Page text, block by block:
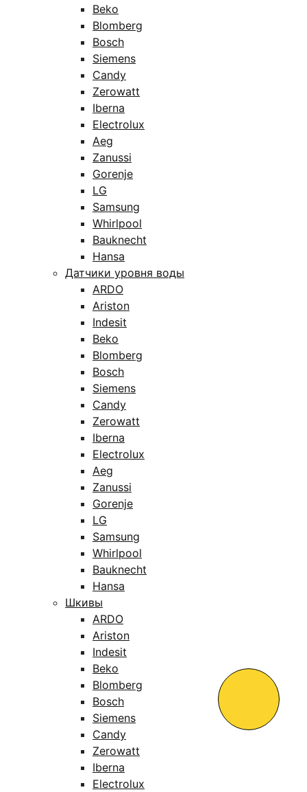
Beko
Blomberg
Bosch
Siemens
Candy
Zerowatt
Iberna
Electrolux
Aeg
Zanussi
Gorenje
LG
Samsung
Whirlpool
Bauknecht
Hansa
Датчики уровня воды
ARDO
Ariston
Indesit
Beko
Blomberg
Bosch
Siemens
Candy
Zerowatt
Iberna
Electrolux
Aeg
Zanussi
Gorenje
LG
Samsung
Whirlpool
Bauknecht
Hansa
Шкивы
ARDO
Ariston
Indesit
Beko
Blomberg
Bosch
Siemens
Candy
Zerowatt
Iberna
Electrolux